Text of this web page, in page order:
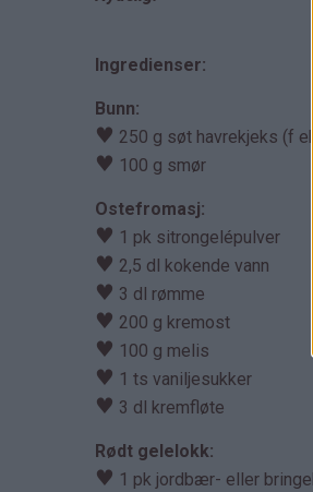
Ingredienser:
Bunn:
♥ 250 g søt havrekjeks (f
♥ 100 g smør
Ostefromasj:
♥ 1 pk sitrongelépulver
♥ 2,5 dl kokende vann
♥ 3 dl rømme
♥ 200 g kremost
♥ 100 g melis
♥ 1 ts vaniljesukker
♥ 3 dl kremfløte
Rødt gelelokk:
♥ 1 pk jordbær- eller